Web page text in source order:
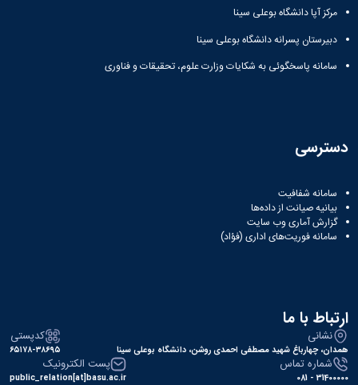
مرکز آپا دانشگاه بوعلی سینا
دبیرستان پسرانه دانشگاه بوعلی سینا
سامانه پاسخگوئی به شکایات وزارت علوم، تحقیقات و فناوری
دسترسی
سامانه شفافیت
بیانیه صیانت از داده‌ها
گزارش آماری وب‌ سایت
سامانه فوریت‌های اداری (فؤاد)
ارتباط با ما
نشانی
همدان، چهارباغ شهید مصطفی احمدی روشن، دانشگاه بوعلی سینا
کدپستی
۶۵۱۷۸-۳۸۶۹۵
شماره تماس
31400000 - 081
پست الکترونیک
public_relation[at]basu.ac.ir